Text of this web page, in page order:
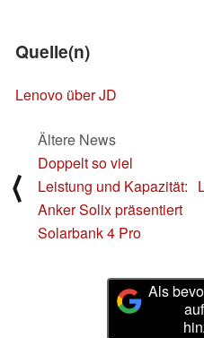
Quelle(n)
Lenovo über JD
⟨
Ältere News
Doppelt so viel
Leistung und Kapazität:
Anker Solix präsentiert
Solarbank 4 Pro
Als